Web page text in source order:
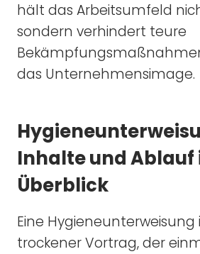
hält das Arbeitsumfeld
sondern verhindert teure
das Unternehmensimage.
Inhalte und Ablauf
Überblick
Eine Hygieneunterweisung
trockener Vortrag, der